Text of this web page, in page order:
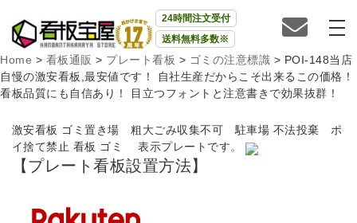
24時間注文受付
送料無料多数※
Home > 看板通販 > プレート看板 > ゴミの注意標識 > POI-148当店
自慢の激安看板,最安値です！ 自社生産だからこそ出来るこの価格！
看板品質にも自信あり！ 目立つフォントと注意書きで効果抜群！
激安看板 ゴミ置き場 粗大ごみ収集不可 駐車場 不法投棄 ポ
イ捨て禁止 看板 ゴミ 表示プレートです。
【プレート看板設置方法】